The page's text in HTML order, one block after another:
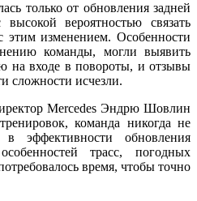
только от обновления задней
вероятностью связать
изменением. Особенности
команды, могли выявить
на входе в повороты, и отзывы
сложности исчезли.
Mercedes Эндрю Шовлин
команда никогда не
эффективности обновления
трасс, погодных
время, чтобы точно